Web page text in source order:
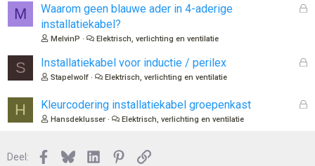
n
M
G
o
Waarom geen blauwe ader in 4-aderige
installatiekabel?
MelvinP Elektrisch, verlichting en ventilatie
S
G
Installatiekabel voor inductie / perilex
Stapelwolf Elektrisch, verlichting en ventilatie
H
G
Kleurcodering installatiekabel groepenkast
Hansdeklusser Elektrisch, verlichting en ventilatie
Deel: Facebook
BlueskyLinkedInPinterest
Link